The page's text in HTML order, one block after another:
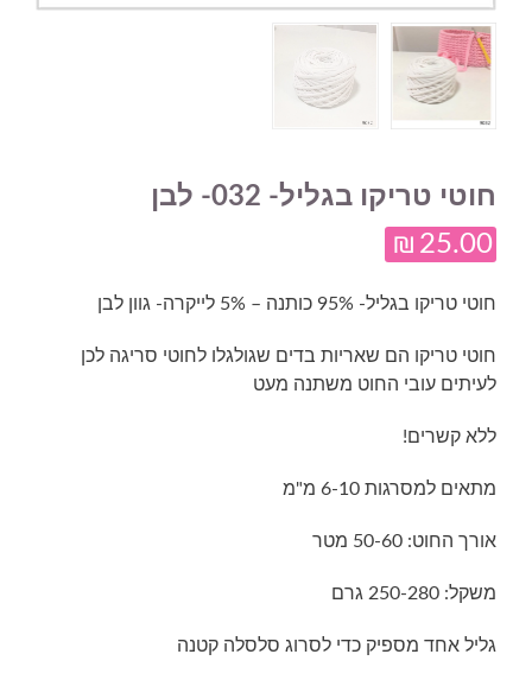
חוטי טריקו בגליל- 032- לבן
₪ 25.00
חוטי טריקו בגליל- 95% כותנה – 5% לייקרה- גוון לבן
חוטי טריקו הם שאריות בדים שגולגלו לחוטי סריגה לכן
לעיתים עובי החוט משתנה מעט
ללא קשרים!
מתאים למסרגות 6-10 מ"מ
אורך החוט: 50-60 מטר
משקל: 250-280 גרם
גליל אחד מספיק כדי לסרוג סלסלה קטנה